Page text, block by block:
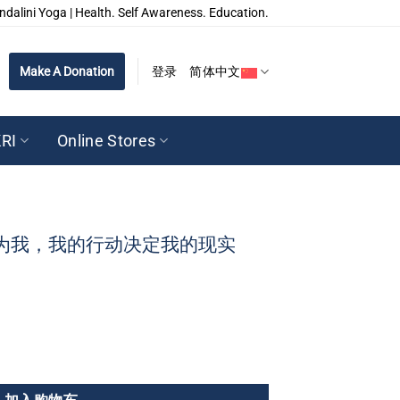
Yoga | Health. Self Awareness. Education.
Make A Donation 登录 简体中文
Online Stores
我，我的行动决定我的现实
动决定我的现实 数量